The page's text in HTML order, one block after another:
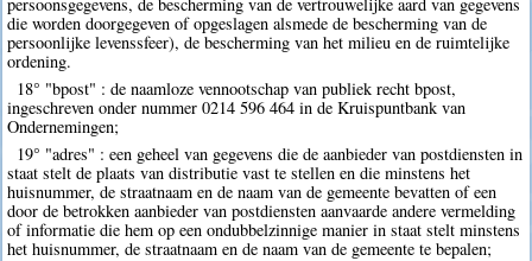
die worden doorgegeven of opgeslagen alsmede de bescherming van de
persoonlijke levenssfeer), de bescherming van het milieu en de ruimtelijke
ordening.
18° "bpost" : de naamloze vennootschap van publiek recht bpost,
ingeschreven onder nummer 0214 596 464 in de Kruispuntbank van
Ondernemingen;
19° "adres" : een geheel van gegevens die de aanbieder van postdiensten in
staat stelt de plaats van distributie vast te stellen en die minstens het
huisnummer, de straatnaam en de naam van de gemeente bevatten of een
door de betrokken aanbieder van postdiensten aanvaarde andere vermelding
of informatie die hem op een ondubbelzinnige manier in staat stelt minstens
het huisnummer, de straatnaam en de naam van de gemeente te bepalen;